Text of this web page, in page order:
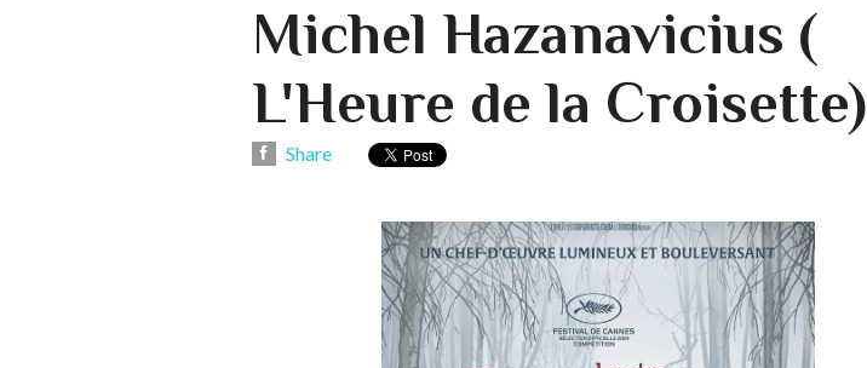
Michel Hazanavicius (
L'Heure de la Croisette)
Share